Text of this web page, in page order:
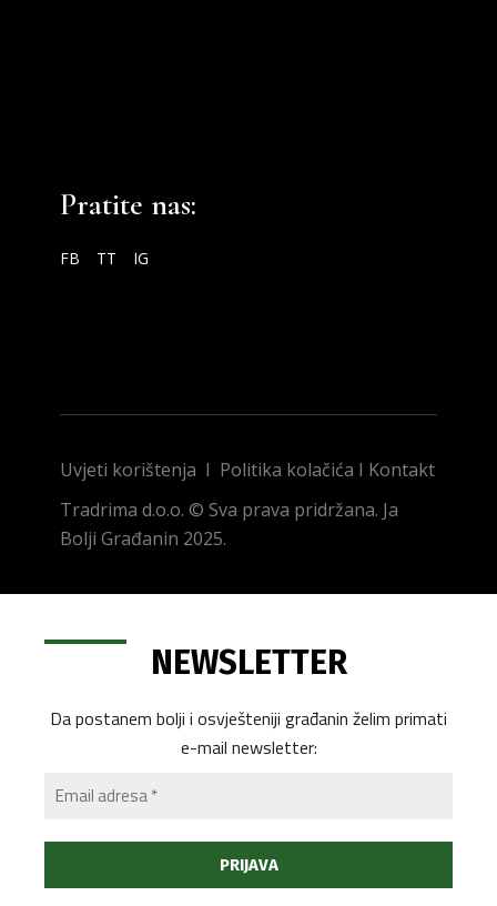
Pratite nas:
FB TT IG
Uvjeti korištenja I Politika kolačića I Kontakt
Tradrima d.o.o. © Sva prava pridržana. Ja
Bolji Građanin 2025.
NEWSLETTER
Da postanem bolji i osvješteniji građanin želim primati
e-mail newsletter: